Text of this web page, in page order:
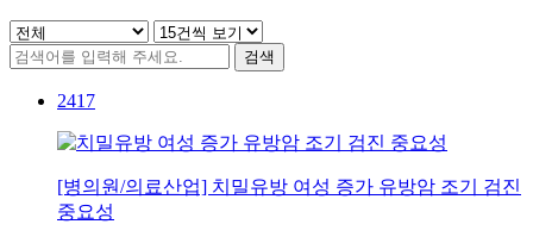
2417
[병의원/의료산업] 치밀유방 여성 증가 유방암 조기 검진
중요성